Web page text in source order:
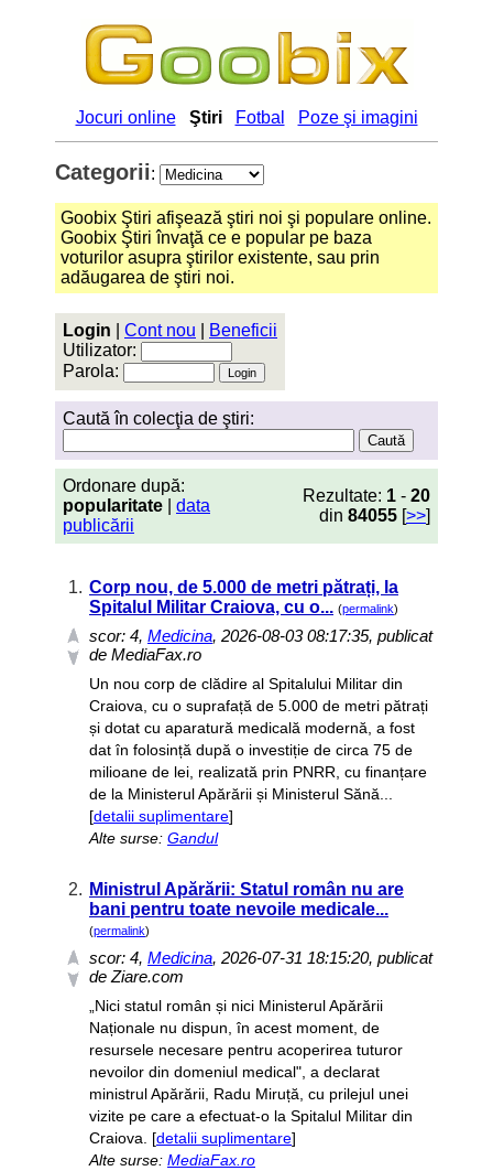
Jocuri online Ştiri Fotbal Poze şi imagini
Categorii:
Goobix Ştiri afişează ştiri noi şi populare online.
Goobix Ştiri învaţă ce e popular pe baza
voturilor asupra ştirilor existente, sau prin
adăugarea de ştiri noi.
Login Cont nou
Beneficii
Utilizator:
Parola:
Caută în colecţia de ştiri:
Ordonare după:
popularitate
data
publicării
Rezultate: 1 - 20
din 84055 [>>]
1. Corp nou, de 5.000 de metri pătrați, la
Spitalul Militar Craiova, cu o... (permalink)
scor: 4, Medicina, 2026-08-03 08:17:35, publicat
de MediaFax.ro
Un nou corp de clădire al Spitalului Militar din
Craiova, cu o suprafață de 5.000 de metri pătrați
și dotat cu aparatură medicală modernă, a fost
dat în folosință după o investiție de circa 75 de
milioane de lei, realizată prin PNRR, cu finanțare
de la Ministerul Apărării și Ministerul Sănă...
[detalii suplimentare]
Alte surse: Gandul
2. Ministrul Apărării: Statul român nu are
bani pentru toate nevoile medicale...
(permalink)
scor: 4, Medicina, 2026-07-31 18:15:20, publicat
de Ziare.com
„Nici statul român și nici Ministerul Apărării
Naționale nu dispun, în acest moment, de
resursele necesare pentru acoperirea tuturor
nevoilor din domeniul medical", a declarat
ministrul Apărării, Radu Miruță, cu prilejul unei
vizite pe care a efectuat-o la Spitalul Militar din
Craiova. [detalii suplimentare]
Alte surse: MediaFax.ro